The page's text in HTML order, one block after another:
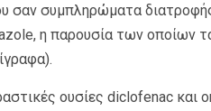
σαν συμπληρώματα
η παρουσία των οποίων
ουσίες diclofenac και